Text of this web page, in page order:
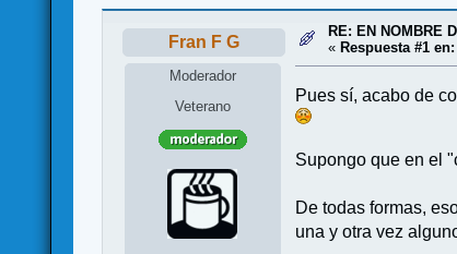
Fran F G
Moderador
Veterano
RE: EN NOMBRE
«Respuesta #1 en:
Pues sí, acabo de
Supongo que en el
De todas formas,
una y otra vez